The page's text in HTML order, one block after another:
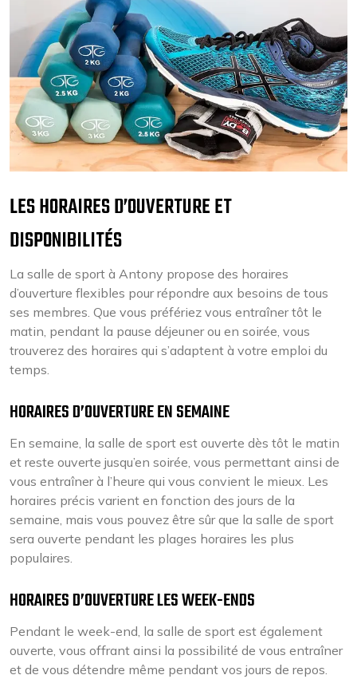
LES HORAIRES D’OUVERTURE ET
DISPONIBILITÉS
La salle de sport à Antony propose des horaires
d’ouverture flexibles pour répondre aux besoins de tous
ses membres. Que vous préfériez vous entraîner tôt le
matin, pendant la pause déjeuner ou en soirée, vous
trouverez des horaires qui s’adaptent à votre emploi du
temps.
HORAIRES D’OUVERTURE EN SEMAINE
En semaine, la salle de sport est ouverte dès tôt le matin
et reste ouverte jusqu’en soirée, vous permettant ainsi de
vous entraîner à l’heure qui vous convient le mieux. Les
horaires précis varient en fonction des jours de la
semaine, mais vous pouvez être sûr que la salle de sport
sera ouverte pendant les plages horaires les plus
populaires.
HORAIRES D’OUVERTURE LES WEEK-ENDS
Pendant le week-end, la salle de sport est également
ouverte, vous offrant ainsi la possibilité de vous entraîner
et de vous détendre même pendant vos jours de repos.